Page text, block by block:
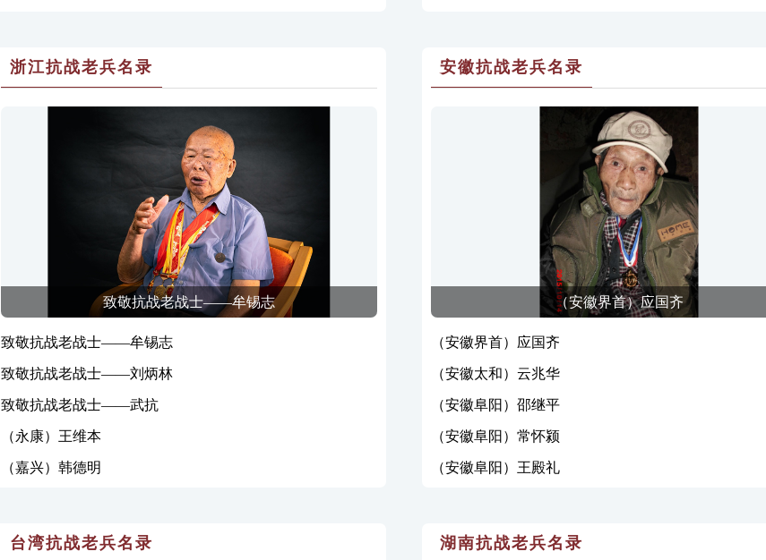
浙江抗战老兵名录
致敬抗战老战士——牟锡志
致敬抗战老战士——牟锡志
致敬抗战老战士——刘炳林
致敬抗战老战士——武抗
（永康）王维本
（嘉兴）韩德明
安徽抗战老兵名录
（安徽界首）应国齐
（安徽界首）应国齐
（安徽太和）云兆华
（安徽阜阳）邵继平
（安徽阜阳）常怀颍
（安徽阜阳）王殿礼
台湾抗战老兵名录 湖南抗战老兵名录